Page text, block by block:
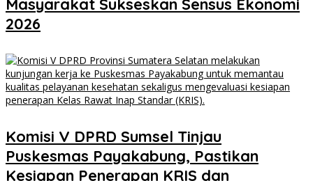
2026
Komisi V DPRD Sumsel Tinjau
Puskesmas Payakabung, Pastikan
Kesiapan Penerapan KRIS dan